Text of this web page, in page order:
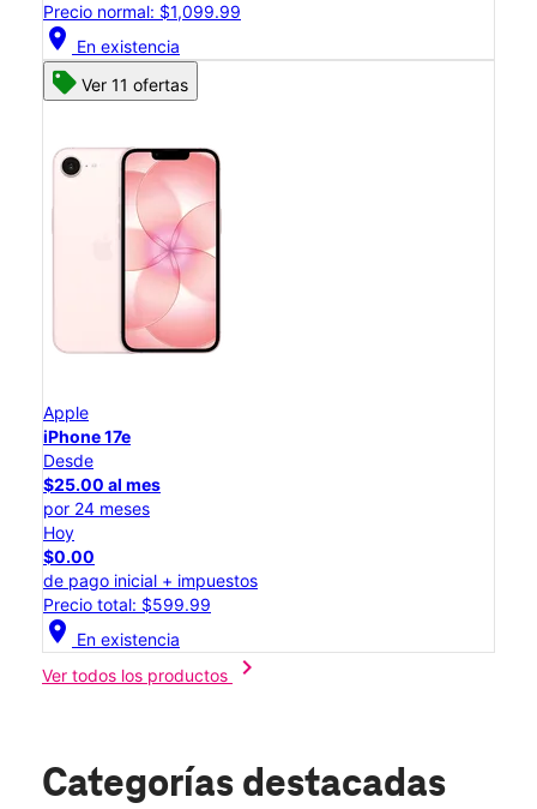
Precio normal: $1,099.99
location_on En existencia
Ver 11 ofertas
Apple
iPhone 17e
Desde
$25.00 al mes
por 24 meses
Hoy
$0.00
de pago inicial + impuestos
Precio total: $599.99
location_on En existencia
Ver todos los productos
chevron_right
Categorías destacadas